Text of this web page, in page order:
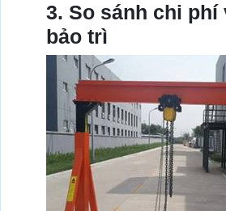
3. So sánh chi phí
bảo trì